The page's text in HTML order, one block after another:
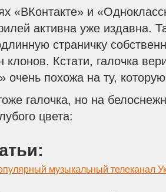
«ВКонтакте» и
активна уже издавна.
страничку
клонов. Кстати, галочка
очень похожа на ту,
галочка, но на
цвета:
музыкальный телеканал